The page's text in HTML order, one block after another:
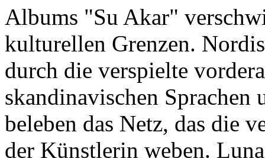
Albums "Su Akar"
kulturellen Grenzen.
durch die verspielte
skandinavischen Sprachen
beleben das Netz, das die
der Künstlerin weben.